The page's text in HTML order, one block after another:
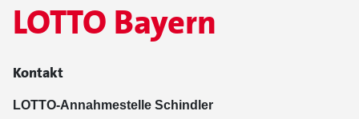
LOTTO Bayern
Kontakt
LOTTO-Annahmestelle Schindler